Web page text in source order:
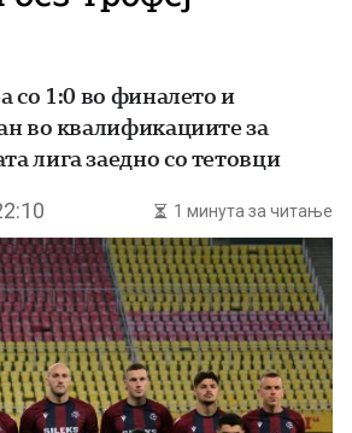
со 1:0 во финалето и
во квалификациите за
лига заедно со тетовци
1 минута за читање